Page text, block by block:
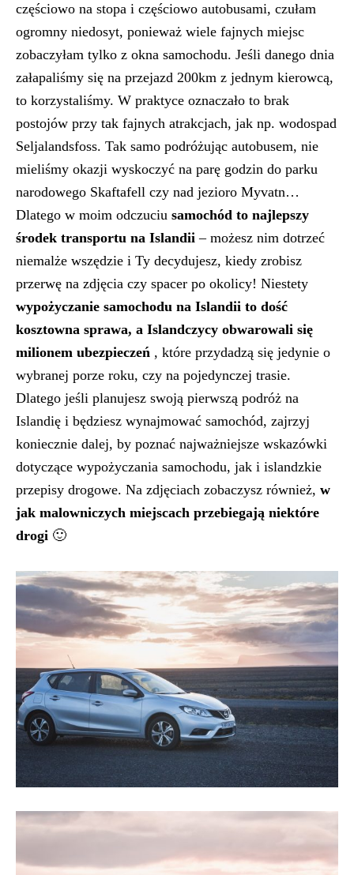
częściowo na stopa i częściowo autobusami, czułam
ogromny niedosyt, ponieważ wiele fajnych miejsc
zobaczyłam tylko z okna samochodu. Jeśli danego dnia
załapaliśmy się na przejazd 200km z jednym kierowcą,
to korzystaliśmy. W praktyce oznaczało to brak
postojów przy tak fajnych atrakcjach, jak np. wodospad
Seljalandsfoss. Tak samo podróżując autobusem, nie
mieliśmy okazji wyskoczyć na parę godzin do parku
narodowego Skaftafell czy nad jezioro Myvatn…
Dlatego w moim odczuciu samochód to najlepszy
środek transportu na Islandii – możesz nim dotrzeć
niemalże wszędzie i Ty decydujesz, kiedy zrobisz
przerwę na zdjęcia czy spacer po okolicy! Niestety
wypożyczanie samochodu na Islandii to dość
kosztowna sprawa, a Islandczycy obwarowali się
milionem ubezpieczeń , które przydadzą się jedynie o
wybranej porze roku, czy na pojedynczej trasie.
Dlatego jeśli planujesz swoją pierwszą podróż na
Islandię i będziesz wynajmować samochód, zajrzyj
koniecznie dalej, by poznać najważniejsze wskazówki
dotyczące wypożyczania samochodu, jak i islandzkie
przepisy drogowe. Na zdjęciach zobaczysz również, w
jak malowniczych miejscach przebiegają niektóre
drogi 🙂